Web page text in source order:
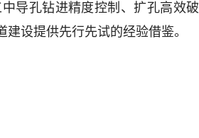
导孔钻进精度控制、扩孔高效破
设提供先行先试的经验借鉴。